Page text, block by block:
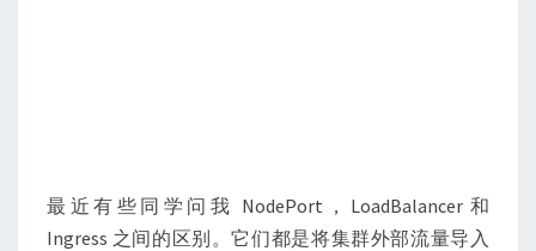
最近有些同学问我 NodePort，LoadBalancer 和
Ingress 之间的区别。它们都是将集群外部流量导入